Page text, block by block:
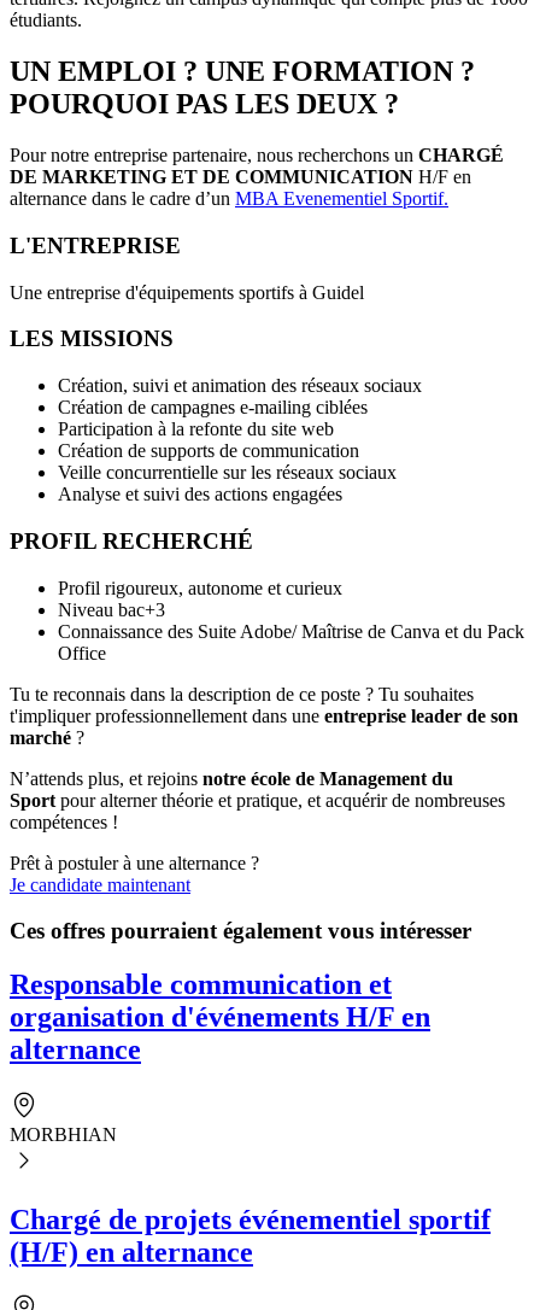
étudiants.
UN EMPLOI ? UNE FORMATION ?
POURQUOI PAS LES DEUX ?
Pour notre entreprise partenaire, nous recherchons un CHARGÉ
DE MARKETING ET DE COMMUNICATION H/F en
alternance dans le cadre d’un MBA Evenementiel Sportif.
L'ENTREPRISE
Une entreprise d'équipements sportifs à Guidel
LES MISSIONS
Création, suivi et animation des réseaux sociaux
Création de campagnes e-mailing ciblées
Participation à la refonte du site web
Création de supports de communication
Veille concurrentielle sur les réseaux sociaux
Analyse et suivi des actions engagées
PROFIL RECHERCHÉ
Profil rigoureux, autonome et curieux
Niveau bac+3
Connaissance des Suite Adobe/ Maîtrise de Canva et du Pack
Office
Tu te reconnais dans la description de ce poste ? Tu souhaites
t'impliquer professionnellement dans une entreprise leader de son
marché ?
N’attends plus, et rejoins notre école de Management du
Sport pour alterner théorie et pratique, et acquérir de nombreuses
compétences !
Prêt à postuler à une alternance ?
Je candidate maintenant
Ces offres pourraient également vous intéresser
Responsable communication et
organisation d'événements H/F en
alternance
MORBHIAN
Chargé de projets événementiel sportif
(H/F) en alternance